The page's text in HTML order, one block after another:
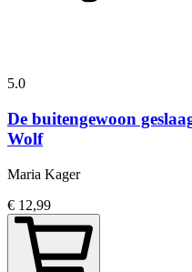
5.0
De buitengewoon
Wolf
Maria Kager
€ 12,99